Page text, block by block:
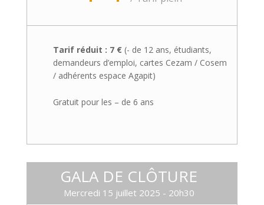
Tarif réduit : 7 €(- de 12 ans, étudiants,
demandeurs d’emploi, cartes Cezam / Cosem
/ adhérents espace Agapit)
Gratuit pour les – de 6 ans
GALA DE CLÔTURE
Mercredi 15 juillet 2025 - 20h30